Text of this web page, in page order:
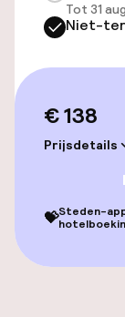
Lift
Voor
Tot 31
Niet-
€ 138
Prijsdetails
💝Steden-app